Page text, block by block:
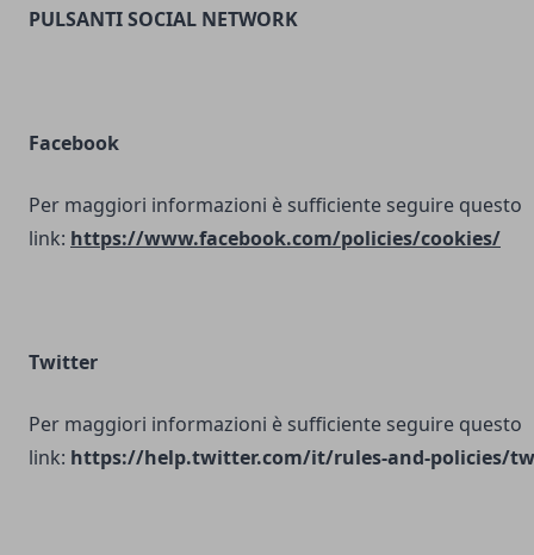
PULSANTI SOCIAL NETWORK
Facebook
Per maggiori informazioni è sufficiente seguire questo
link: https://www.facebook.com/policies/cookies/
Twitter
Per maggiori informazioni è sufficiente seguire questo
link: https://help.twitter.com/it/rules-and-policies/